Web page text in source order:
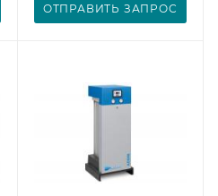
ОТПРАВИТЬ ЗАПРОС